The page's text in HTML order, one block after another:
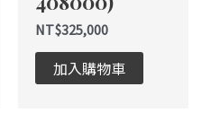
NT$325,000
加入購物車